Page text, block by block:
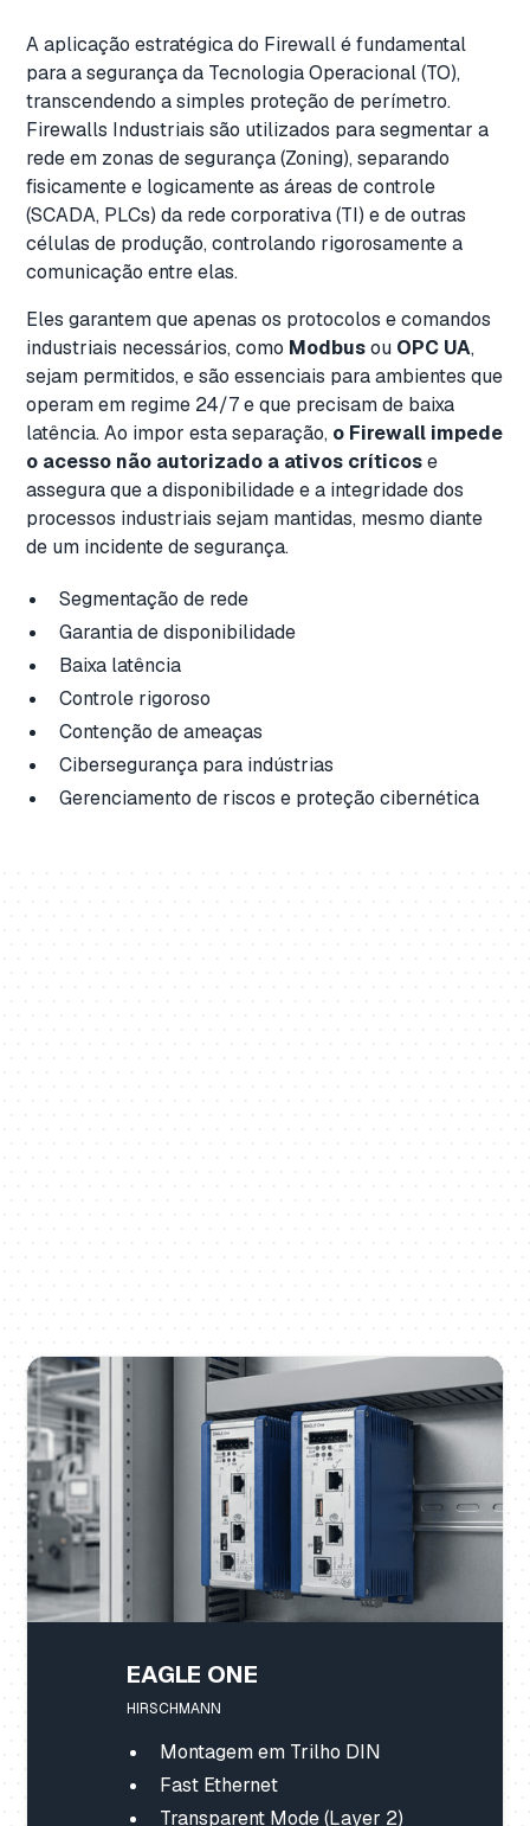
A aplicação estratégica do Firewall é fundamental
para a segurança da Tecnologia Operacional (TO),
transcendendo a simples proteção de perímetro.
Firewalls Industriais são utilizados para segmentar a
rede em zonas de segurança (Zoning), separando
fisicamente e logicamente as áreas de controle
(SCADA, PLCs) da rede corporativa (TI) e de outras
células de produção, controlando rigorosamente a
comunicação entre elas.
Eles garantem que apenas os protocolos e comandos
industriais necessários, como Modbusou OPC UA,
sejam permitidos, e são essenciais para ambientes que
operam em regime 24/7 e que precisam de baixa
latência. Ao impor esta separação, o Firewall impede
o acesso não autorizado a ativos críticose
assegura que a disponibilidade e a integridade dos
processos industriais sejam mantidas, mesmo diante
de um incidente de segurança.
Segmentação de rede
Garantia de disponibilidade
Baixa latência
Controle rigoroso
Contenção de ameaças
Cibersegurança para indústrias
Gerenciamento de riscos e proteção cibernética
EAGLE ONE
HIRSCHMANN
Montagem em Trilho DIN
Fast Ethernet
Transparent Mode (Layer 2)